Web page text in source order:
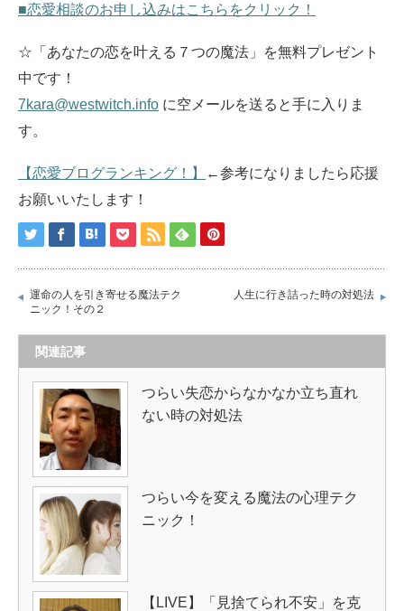
■恋愛相談のお申し込みはこちらをクリック！
☆「あなたの恋を叶える７つの魔法」を無料プレゼント
中です！
7kara@westwitch.info に空メールを送ると手に入りま
す。
【恋愛ブログランキング！】
←参考になりましたら応援
お願いいたします！
運命の人を引き寄せる魔法テク
ニック！その２
人生に行き詰った時の対処法
関連記事
つらい失恋からなかなか立ち直れ
ない時の対処法
つらい今を変える魔法の心理テク
ニック！
【LIVE】「見捨てられ不安」を克